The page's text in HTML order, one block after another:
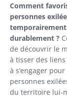
Comment
personnes
temporairement
durablement ?
de découvrir le
à tisser des
à s’engager
personnes
du territoire lui-